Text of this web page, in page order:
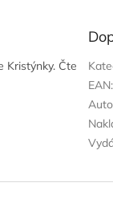
Kristýnky. Čte
EAN: